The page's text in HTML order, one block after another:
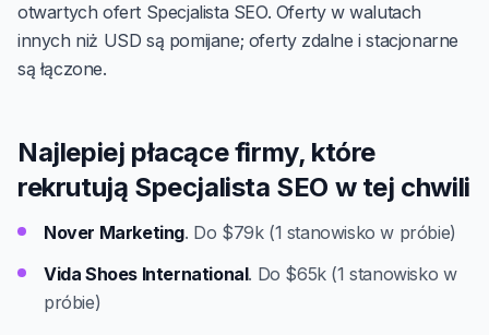
otwartych ofert Specjalista SEO. Oferty w walutach
innych niż USD są pomijane; oferty zdalne i stacjonarne
są łączone.
Najlepiej płacące firmy, które
rekrutują Specjalista SEO w tej chwili
Nover Marketing. Do $79k (1 stanowisko w próbie)
Vida Shoes International. Do $65k (1 stanowisko w
próbie)